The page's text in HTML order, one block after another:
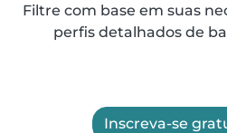
Filtre com base em suas
perfis detalhados de
Inscreva-se